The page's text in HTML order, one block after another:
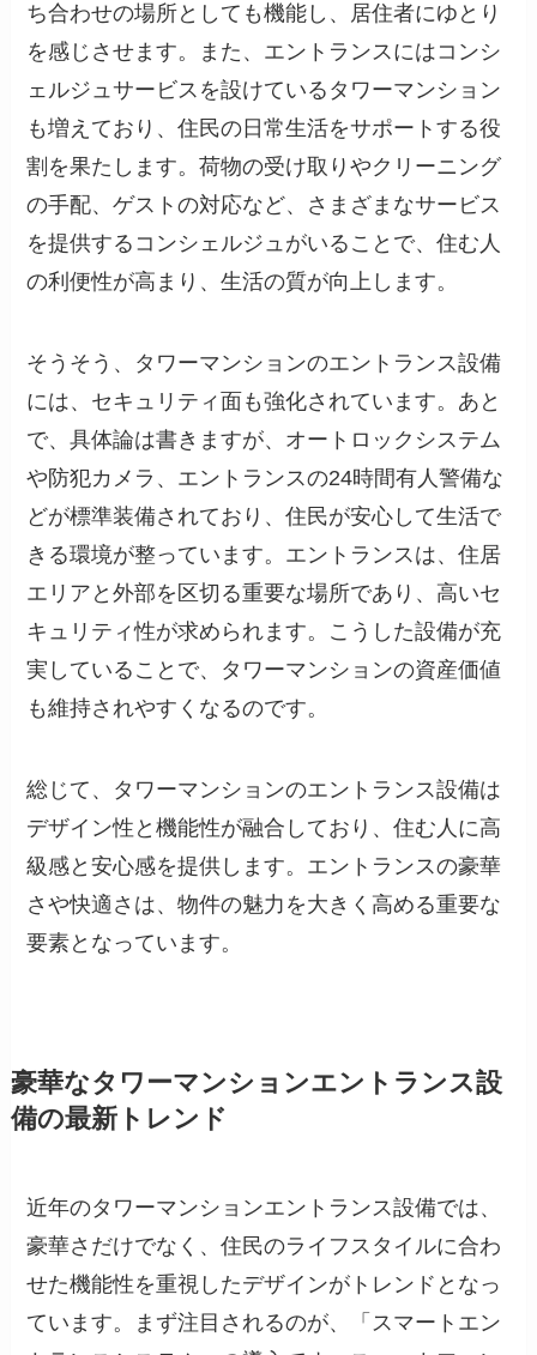
ち合わせの場所としても機能し、居住者にゆとり
を感じさせます。また、エントランスにはコンシ
ェルジュサービスを設けているタワーマンション
も増えており、住民の日常生活をサポートする役
割を果たします。荷物の受け取りやクリーニング
の手配、ゲストの対応など、さまざまなサービス
を提供するコンシェルジュがいることで、住む人
の利便性が高まり、生活の質が向上します。
そうそう、タワーマンションのエントランス設備
には、セキュリティ面も強化されています。あと
で、具体論は書きますが、オートロックシステム
や防犯カメラ、エントランスの24時間有人警備な
どが標準装備されており、住民が安心して生活で
きる環境が整っています。エントランスは、住居
エリアと外部を区切る重要な場所であり、高いセ
キュリティ性が求められます。こうした設備が充
実していることで、タワーマンションの資産価値
も維持されやすくなるのです。
総じて、タワーマンションのエントランス設備は
デザイン性と機能性が融合しており、住む人に高
級感と安心感を提供します。エントランスの豪華
さや快適さは、物件の魅力を大きく高める重要な
要素となっています。
豪華なタワーマンションエントランス設
備の最新トレンド
近年のタワーマンションエントランス設備では、
豪華さだけでなく、住民のライフスタイルに合わ
せた機能性を重視したデザインがトレンドとなっ
ています。まず注目されるのが、「スマートエン